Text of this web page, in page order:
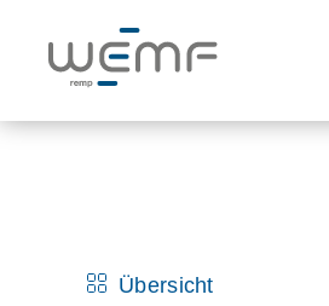
Übersicht